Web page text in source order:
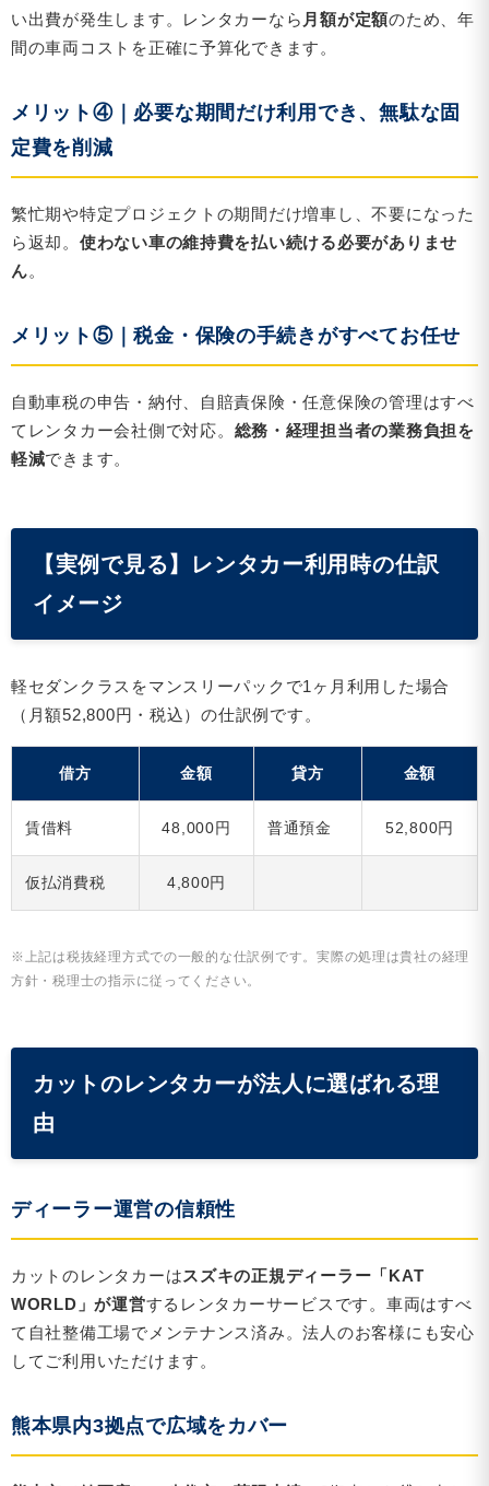
い出費が発生します。レンタカーなら 月額が定額のため、年
間の車両コストを正確に予算化できます。
メリット④｜必要な期間だけ利用でき、無駄な固
定費を削減
繁忙期や特定プロジェクトの期間だけ増車し、不要になった
ら返却。 使わない車の維持費を払い続ける必要がありませ
ん。
メリット⑤｜税金・保険の手続きがすべてお任せ
自動車税の申告・納付、自賠責保険・任意保険の管理はすべ
てレンタカー会社側で対応。 総務・経理担当者の業務負担を
軽減できます。
【実例で見る】レンタカー利用時の仕訳
イメージ
軽セダンクラスをマンスリーパックで1ヶ月利用した場合
（月額52,800円・税込）の仕訳例です。
借方 金額 貸方 金額
賃借料 48,000円 普通預金 52,800円
仮払消費税 4,800円
※上記は税抜経理方式での一般的な仕訳例です。実際の処理は貴社の経理
方針・税理士の指示に従ってください。
カットのレンタカーが法人に選ばれる理
由
ディーラー運営の信頼性
カットのレンタカーはスズキの正規ディーラー「KAT
WORLD」が運営するレンタカーサービスです。車両はすべ
て自社整備工場でメンテナンス済み。法人のお客様にも安心
してご利用いただけます。
熊本県内3拠点で広域をカバー